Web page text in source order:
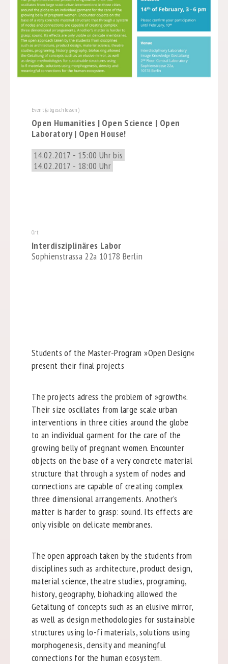
Event (abgeschlossen)
Open Humanities | Open Science | Open
Laboratory | Open House!
14.02.2017 - 15:00 Uhr bis
14.02.2017 - 18:00 Uhr
Ort
Interdisziplinäres Labor
Sophienstrassa 22a 10178 Berlin
Students of the Master-Program »Open Design«
present their final projects
The projects adress the problem of »growth«.
Their size oscillates from large scale urban
interventions in three cities around the globe
to an individual garment for the care of the
growing belly of pregnant women. Encounter
objects on the base of a very concrete material
structure that through a system of nodes and
connections are capable of creating complex
three dimensional arrangements. Another’s
matter is harder to grasp: sound. Its effects are
only visible on delicate membranes.
The open approach taken by the students from
disciplines such as architecture, product design,
material science, theatre studies, programing,
history, geography, biohacking allowed the
Getaltung of concepts such as an elusive mirror,
as well as design methodologies for sustainable
structures using lo-fi materials, solutions using
morphogenesis, density and meaningful
connections for the human ecosystem.